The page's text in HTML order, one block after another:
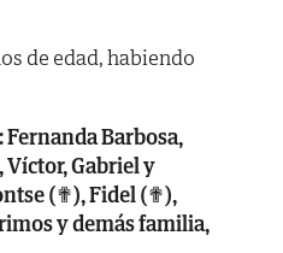
de edad, habiendo
Barbosa,
Gabriel y
(✟), Fidel (✟),
y demás familia,